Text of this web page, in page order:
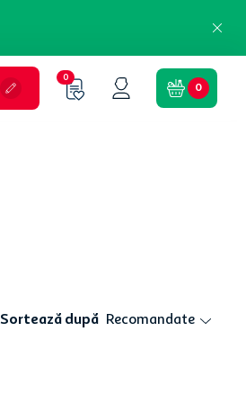
0
0
Sortează după Recomandate